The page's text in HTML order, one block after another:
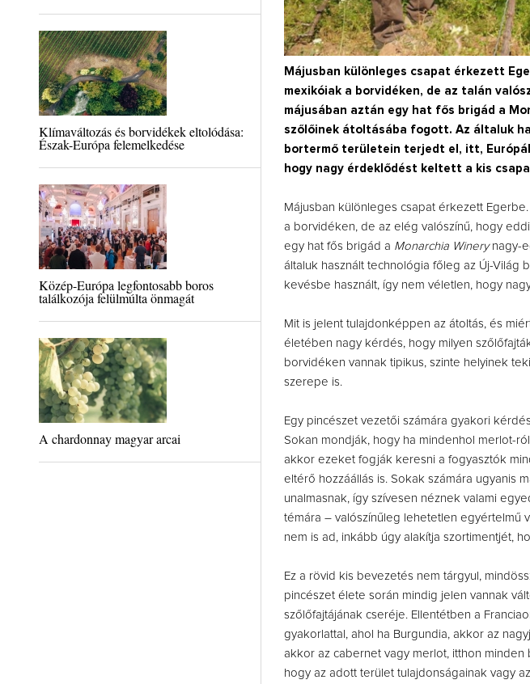
Klímaváltozás és borvidékek eltolódása:
Észak-Európa felemelkedése
Közép-Európa legfontosabb boros
találkozója felülmúlta önmagát
A chardonnay magyar arcai
Májusban különleges csapat érkezett
mexikóiak a borvidéken, de az talán
májusában aztán egy hat fős brigád a
szőlőinek átoltásába fogott. Az általuk
bortermő területein terjedt el, itt,
hogy nagy érdeklődést keltett a kis
Májusban különleges csapat érkezett
a borvidéken, de az elég valószínű, hogy
egy hat fős brigád a Monarchia Winerynagy-
általuk használt technológia főleg az Új-Világ
kevésbe használt, így nem véletlen, hogy
Mit is jelent tulajdonképpen az átoltás, és
életében nagy kérdés, hogy milyen
borvidéken vannak tipikus, szinte helyinek
szerepe is.
Egy pincészet vezetői számára gyakori
Sokan mondják, hogy ha mindenhol merlot-
akkor ezeket fogják keresni a fogyasztók
eltérő hozzáállás is. Sokak számára ugyanis
unalmasnak, így szívesen néznek valami
témára – valószínűleg lehetetlen egyértelmű
nem is ad, inkább úgy alakítja szortimentjét,
Ez a rövid kis bevezetés nem tárgyul,
pincészet élete során mindig jelen vannak
szőlőfajtájának cseréje. Ellentétben a
gyakorlattal, ahol ha Burgundia, akkor az
akkor az cabernet vagy merlot, itthon
hogy az adott terület tulajdonságainak vagy